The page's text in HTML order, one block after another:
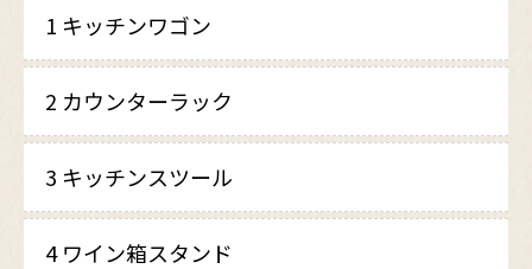
1 キッチンワゴン
2 カウンターラック
3 キッチンスツール
4 ワイン箱スタンド